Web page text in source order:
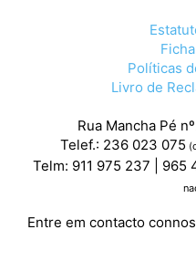
Políticas
Livro de
Rua Mancha Pé
Telef.: 236 023 075
Telm: 911 975 237 | 965
Entre em contacto